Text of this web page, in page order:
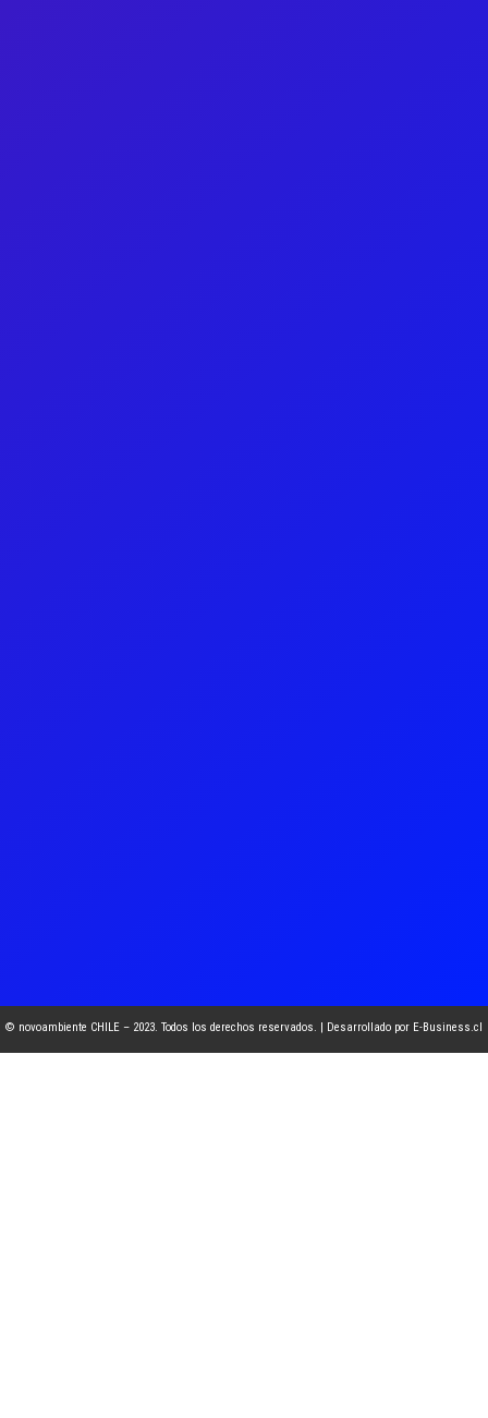
© novoambiente CHILE – 2023. Todos los derechos reservados. | Desarrollado por E-Business.cl